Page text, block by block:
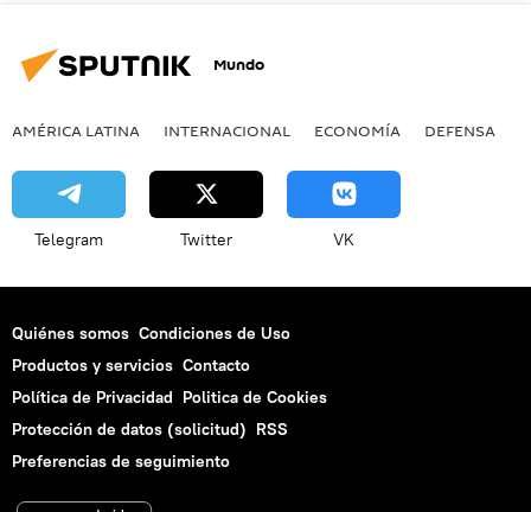
Mundo
AMÉRICA LATINA INTERNACIONAL ECONOMÍA DEFENSA
Telegram Twitter VK
Quiénes somos Condiciones de Uso
Productos y servicios Contacto
Política de Privacidad Politica de Cookies
Protección de datos (solicitud) RSS
Preferencias de seguimiento